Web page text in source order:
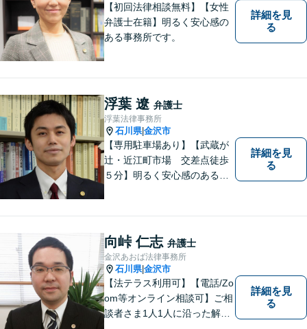
【初回法律相談無料】【女性
弁護士在籍】明るく安心感の
ある事務所です。
詳細を見
る
浮葉 遼 弁護士
浮葉法律事務所
石川県|金沢市
【専用駐車場あり】【武蔵が
辻・近江町市場 交差点徒歩
５分】明るく安心感のある事
詳細を見
る
向峠 仁志 弁護士
金沢あおば法律事務所
石川県|金沢市
【法テラス利用可】【電話/Zo
om等オンライン相談可】ご相
談者さま1人1人に沿った解決
詳細を見
る